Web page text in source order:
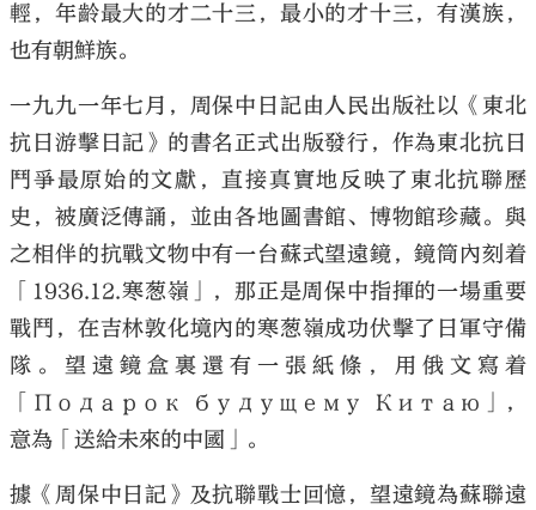
輕，年齡最大的才二十三，最小的才十三，有漢族，
也有朝鮮族。
一九九一年七月，周保中日記由人民出版社以《東北
抗日游擊日記》的書名正式出版發行，作為東北抗日
鬥爭最原始的文獻，直接真實地反映了東北抗聯歷
史，被廣泛傳誦，並由各地圖書館、博物館珍藏。與
之相伴的抗戰文物中有一台蘇式望遠鏡，鏡筒內刻着
「1936.12.寒葱嶺」，那正是周保中指揮的一場重要
戰鬥，在吉林敦化境內的寒葱嶺成功伏擊了日軍守備
隊。望遠鏡盒裏還有一張紙條，用俄文寫着
「Подарок будущему Китаю」，
意為「送給未來的中國」。
據《周保中日記》及抗聯戰士回憶，望遠鏡為蘇聯遠